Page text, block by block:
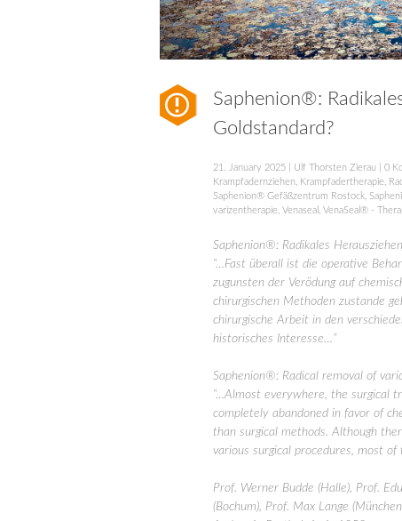
Saphenion®:
Goldstandard?
21. January 2025 Ulf Thorsten Zierau 0
Krampfadernziehen
Krampfadertherapie
Saphenion® Gefäßzentrum Rostock
varizentherapie Venaseal VenaSeal® -
Saphenion®: Radikales
“…Fast überall ist die operative
zugunsten der Verödung auf
chirurgischen Methoden zustande
chirurgische Arbeit in den
historisches Interesse…”
Saphenion®: Radical removal of
“…Almost everywhere, the surgical
completely abandoned in favor of
than surgical methods. Although
various surgical procedures, most
Prof. Werner Budde (Halle), Prof.
(Bochum), Prof. Max Lange